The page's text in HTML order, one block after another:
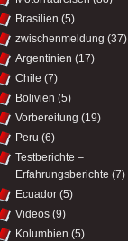
Brasilien (5)
zwischenmeldung (37)
Argentinien (17)
Chile (7)
Bolivien (5)
Vorbereitung (19)
Peru (6)
Testberichte –
Erfahrungsberichte (7)
Ecuador (5)
Videos (9)
Kolumbien (5)